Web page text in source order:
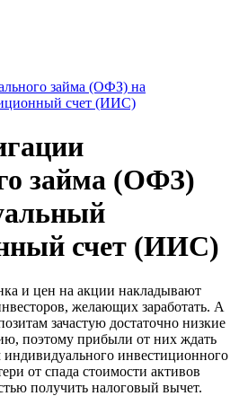
займа (ОФЗ) на
счет (ИИС)
займа (ОФЗ)
счет (ИИС)
и цен на акции накладывают
желающих заработать. А
зачастую достаточно низкие
поэтому прибыли от них ждать
инвестиционного
от спада стоимости активов
получить налоговый вычет.